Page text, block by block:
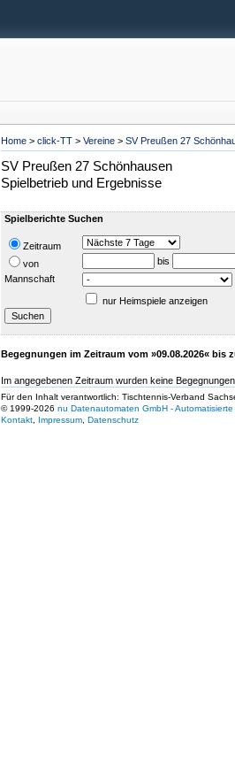
Home > click-TT > Vereine > SV Preußen 27
SV Preußen 27 Schönhausen
Spielbetrieb und Ergebnisse
Spielberichte Suchen
Zeitraum
von
bis
Mannschaft
nur Heimspiele anzeigen
Begegnungen im Zeitraum vom »09.08.2026« bis
Im angegebenen Zeitraum wurden keine
Für den Inhalt verantwortlich: Tischtennis-Verband
© 1999-2026 nu Datenautomaten GmbH -
Kontakt
Impressum Datenschutz